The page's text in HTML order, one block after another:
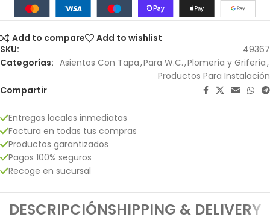
Add to compare
Add to wishlist
SKU:
49367
Categorías: Asientos Con Tapa,Para W.C.,Plomería y Grifería,
Productos Para Instalación
Compartir
Entregas locales inmediatas
Factura en todas tus compras
Productos garantizados
Pagos 100% seguros
Recoge en sucursal
DESCRIPCIÓNSHIPPING & DELIVERY